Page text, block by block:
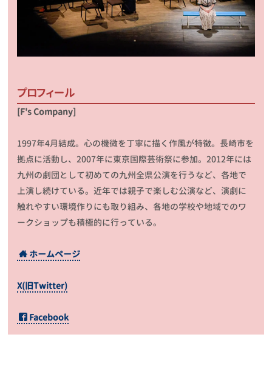
プロフィール
[F's Company]
1997年4月結成。心の機微を丁寧に描く作風が特徴。長崎市を
拠点に活動し、2007年に東京国際芸術祭に参加。2012年には
九州の劇団として初めての九州全県公演を行うなど、各地で
上演し続けている。近年では親子で楽しむ公演など、演劇に
触れやすい環境作りにも取り組み、各地の学校や地域でのワ
ークショップも積極的に行っている。
ホームページ
X(旧Twitter)
Facebook